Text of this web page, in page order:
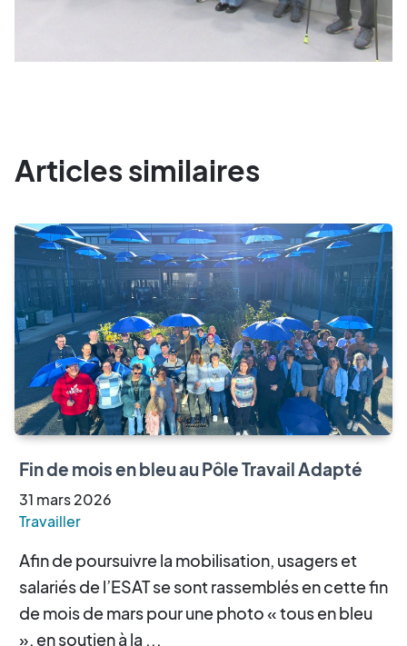
Articles similaires
Fin de mois en bleu au Pôle Travail Adapté
31 mars2026
Travailler
Afin de poursuivre la mobilisation, usagers et
salariés de l’ESAT se sont rassemblés en cette fin
de mois de mars pour une photo « tous en bleu
», en soutien à la ...